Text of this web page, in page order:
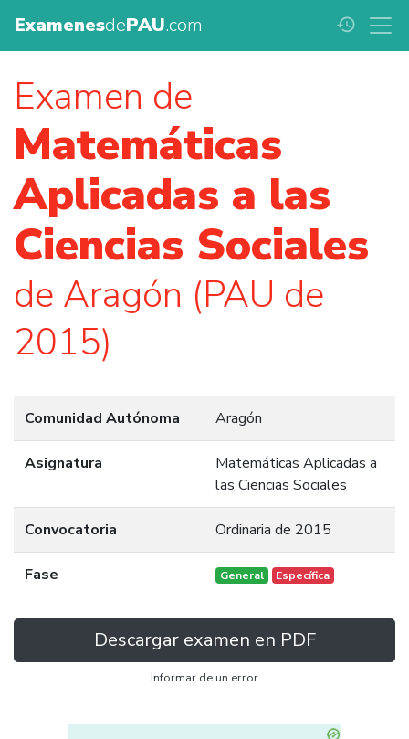
ExamenesdePAU.com history
Examen de
Matemáticas
Aplicadas a las
Ciencias Sociales
de Aragón (PAU de
2015)
Comunidad Autónoma Aragón
Asignatura
Matemáticas Aplicadas a
las Ciencias Sociales
Convocatoria Ordinaria de 2015
Fase General Específica
Descargar examen en PDF
Informar de un error